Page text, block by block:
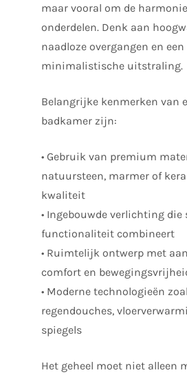
maar vooral om de
onderdelen. Denk aan
naadloze overgangen en
minimalistische uitstraling.
Belangrijke kenmerken van
badkamer zijn:
• Gebruik van premium
natuursteen, marmer of
kwaliteit
• Ingebouwde verlichting die
functionaliteit combineert
• Ruimtelijk ontwerp met
comfort en
• Moderne technologieën
regendouches,
spiegels
Het geheel moet niet alleen